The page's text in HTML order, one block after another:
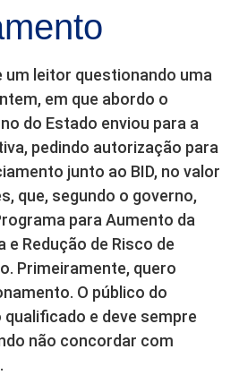
um leitor questionando uma
em que abordo o
do Estado enviou para a
pedindo autorização para
junto ao BID, no valor
que, segundo o governo,
para Aumento da
e Redução de Risco de
Primeiramente, quero
O público do
e deve sempre
não concordar com